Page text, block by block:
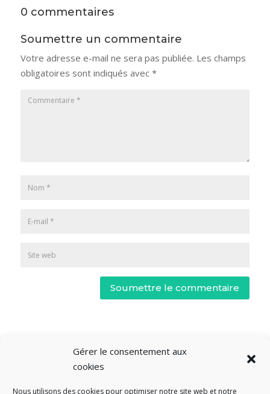
Gérer le consentement aux
cookies
Nous utilisons des cookies pour optimiser notre site web et notre
0 commentaires
Soumettre un commentaire
Votre adresse e-mail ne sera pas publiée. Les champs
obligatoires sont indiqués avec *
Soumettre le commentaire